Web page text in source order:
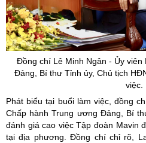
Đồng chí Lê Minh Ngân - Ủy viên
Đảng, Bí thư Tỉnh ủy, Chủ tịch
việc.
Phát biểu tại buổi làm việc, đồng
Chấp hành Trung ương Đảng, Bí
đánh giá cao việc Tập đoàn Mavin
tại địa phương. Đồng chí chỉ rõ,